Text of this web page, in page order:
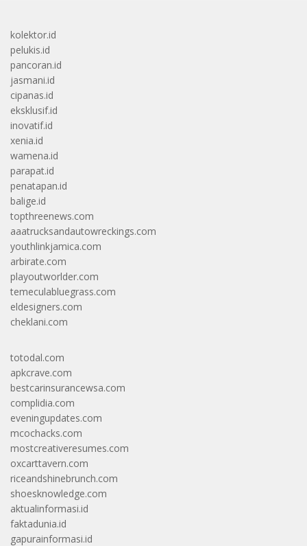
kolektor.id
pelukis.id
pancoran.id
jasmani.id
cipanas.id
eksklusif.id
inovatif.id
xenia.id
wamena.id
parapat.id
penatapan.id
balige.id
topthreenews.com
aaatrucksandautowreckings.com
youthlinkjamica.com
arbirate.com
playoutworlder.com
temeculabluegrass.com
eldesigners.com
cheklani.com
totodal.com
apkcrave.com
bestcarinsurancewsa.com
complidia.com
eveningupdates.com
mcochacks.com
mostcreativeresumes.com
oxcarttavern.com
riceandshinebrunch.com
shoesknowledge.com
aktualinformasi.id
faktadunia.id
gapurainformasi.id